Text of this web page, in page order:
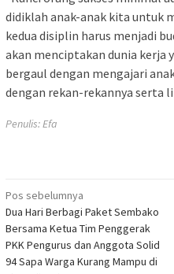
didiklah anak-anak kita untuk
kedua disiplin harus menjadi
akan menciptakan dunia kerja
bergaul dengan mengajari
dengan rekan-rekannya serta
Penulis: Efa
Navigasi
pos
Pos sebelumnya
Dua Hari Berbagi Paket Sembako
Bersama Ketua Tim Penggerak
PKK Pengurus dan Anggota Solid
94 Sapa Warga Kurang Mampu di